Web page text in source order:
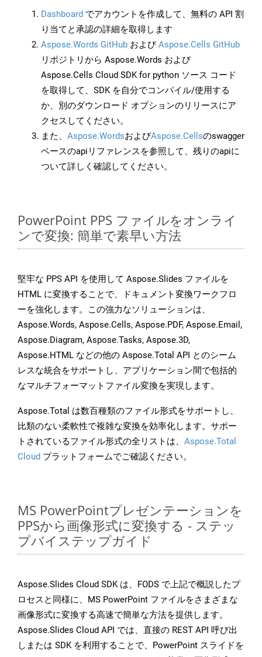
Dashboard でアカウントを作成して、無料の API 割
り当てと承認の詳細を取得します
Aspose.Words GitHub およびAspose.Cells GitHub
リポジトリから Aspose.Words および
Aspose.Cells Cloud SDK for python ソース コード
を取得して、SDK を自分でコンパイル/使用する
か、別のダウンロード オプションのリリースにア
クセスしてください。
また、 Aspose.WordsおよびAspose.Cellsのswagger
ベースのapiリファレンスを参照して、残りのapiに
ついて詳しく確認してください。
PowerPoint PPS ファイルをオンライ
ンで変換: 簡単で素早い方法
堅牢な PPS API を使用して Aspose.Slides ファイルを
HTML に変換することで、ドキュメント変換ワークフロ
ーを強化します。この強力なソリューションは、
Aspose.Words, Aspose.Cells, Aspose.PDF, Aspose.Email,
Aspose.Diagram, Aspose.Tasks, Aspose.3D,
Aspose.HTML などの他の Aspose.Total API とのシーム
レスな統合をサポートし、アプリケーション間で包括的
なマルチフォーマットファイル変換を実現します。
Aspose.Total は数百種類のファイル形式をサポートし、
比類のない柔軟性で複雑な変換を効率化します。サポー
トされているファイル形式の全リストは、 Aspose.Total
Cloud プラットフォームでご確認ください。
MS PowerPointプレゼンテーションを
PPSから画像形式に変換する - ステッ
プバイステップガイド
Aspose.Slides Cloud SDK は、FODS で上記で概説したプ
ロセスと同様に、MS PowerPoint ファイルをさまざまな
画像形式に変換する高速で簡単な方法を提供します。
Aspose.Slides Cloud API では、直接の REST API 呼び出
しまたは SDK を利用することで、PowerPoint スライドを